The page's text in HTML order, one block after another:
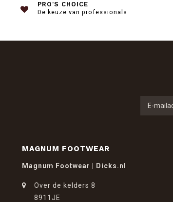
PRO'S CHOICE
De keuze van professionals
MAGNUM FOOTWEAR
Magnum Footwear | Dicks.nl
Over de kelders 8
8911JE